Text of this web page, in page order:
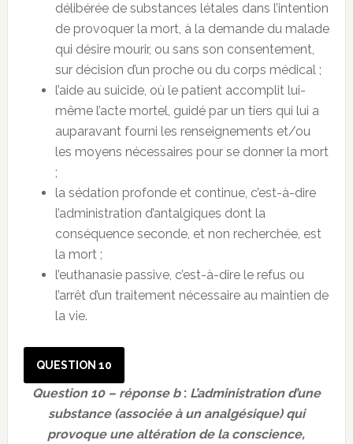
délibérée de substances létales dans l’intention
de provoquer la mort, à la demande du malade
qui désire mourir, ou sans son consentement,
sur décision d’un proche ou du corps médical ;
l’aide au suicide, où le patient accomplit lui-
même l’acte mortel, guidé par un tiers qui lui a
auparavant fourni les renseignements et/ou
les moyens nécessaires pour se donner la mort
;
la sédation profonde et continue, c’est-à-dire
l’administration d’antalgiques dont la
conséquence seconde, et non recherchée, est
la mort ;
l’euthanasie passive, c’est-à-dire le refus ou
l’arrêt d’un traitement nécessaire au maintien de
la vie.
QUESTION 10
Question 10 – réponse b : L’administration d’une
substance (associée à un analgésique) qui
provoque une altération de la conscience,